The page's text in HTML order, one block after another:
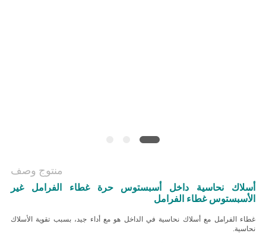
منتوج وصف
أسلاك نحاسية داخل أسبستوس حرة غطاء الفرامل غير
الأسبستوس غطاء الفرامل
غطاء الفرامل مع أسلاك نحاسية في الداخل هو مع أداء جيد، بسبب تقوية الأسلاك
نحاسية.